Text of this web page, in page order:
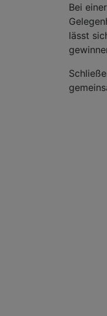
Bei
lässt